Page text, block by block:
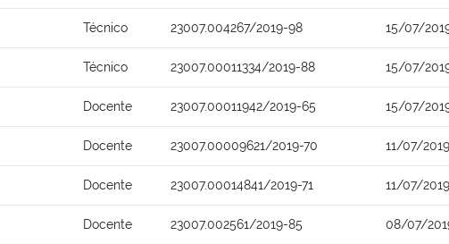
Técnico 23007.004267/2019-98 15/07/
Técnico 23007.00011334/2019-88 15/07/
Docente 23007.00011942/2019-65 15/07/
Docente 23007.00009621/2019-70 11/07/2019
Docente 23007.00014841/2019-71 11/07/2019
Docente 23007.002561/2019-85 08/07/